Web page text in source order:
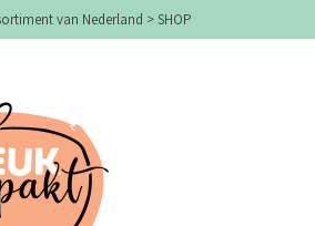
van Nederland > SHOP